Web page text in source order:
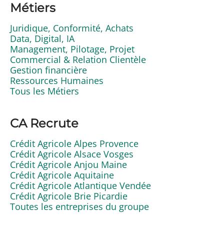
Métiers
Juridique, Conformité, Achats
Data, Digital, IA
Management, Pilotage, Projet
Commercial & Relation Clientèle
Gestion financière
Ressources Humaines
Tous les Métiers
CA Recrute
Crédit Agricole Alpes Provence
Crédit Agricole Alsace Vosges
Crédit Agricole Anjou Maine
Crédit Agricole Aquitaine
Crédit Agricole Atlantique Vendée
Crédit Agricole Brie Picardie
Toutes les entreprises du groupe